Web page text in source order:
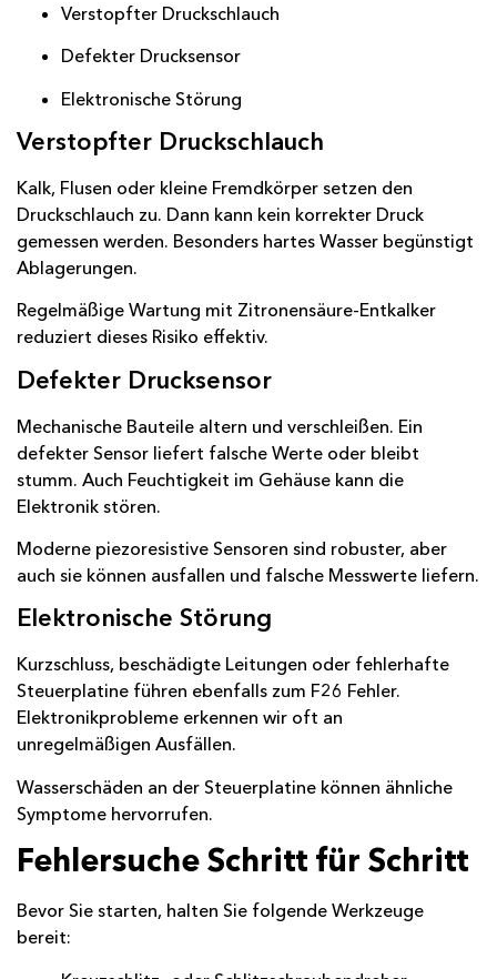
Verstopfter Druckschlauch
Defekter Drucksensor
Elektronische Störung
Verstopfter Druckschlauch
Kalk, Flusen oder kleine Fremdkörper setzen den
Druckschlauch zu. Dann kann kein korrekter Druck
gemessen werden. Besonders hartes Wasser begünstigt
Ablagerungen.
Regelmäßige Wartung mit Zitronensäure-Entkalker
reduziert dieses Risiko effektiv.
Defekter Drucksensor
Mechanische Bauteile altern und verschleißen. Ein
defekter Sensor liefert falsche Werte oder bleibt
stumm. Auch Feuchtigkeit im Gehäuse kann die
Elektronik stören.
Moderne piezoresistive Sensoren sind robuster, aber
auch sie können ausfallen und falsche Messwerte liefern.
Elektronische Störung
Kurzschluss, beschädigte Leitungen oder fehlerhafte
Steuerplatine führen ebenfalls zum F26 Fehler.
Elektronikprobleme erkennen wir oft an
unregelmäßigen Ausfällen.
Wasserschäden an der Steuerplatine können ähnliche
Symptome hervorrufen.
Fehlersuche Schritt für Schritt
Bevor Sie starten, halten Sie folgende Werkzeuge
bereit: